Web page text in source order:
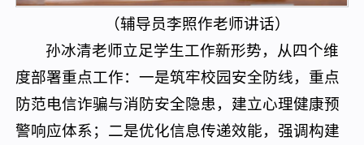
（辅导员李照作老师讲话）
孙冰清老师立足学生工作新形势，从四个维
度部署重点工作：一是筑牢校园安全防线，重点
防范电信诈骗与消防安全隐患，建立心理健康预
警响应体系；二是优化信息传递效能，强调构建